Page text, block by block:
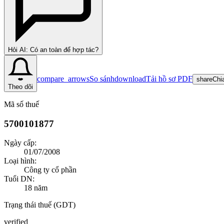
Hỏi AI: Có an toàn để hợp tác?
Theo dõi
compare_arrowsSo sánhdownloadTải hồ sơ PDF share
Mã số thuế
5700101877
Ngày cấp:
01/07/2008
Loại hình:
Công ty cổ phần
Tuổi DN:
18 năm
Trạng thái thuế (GDT)
verified